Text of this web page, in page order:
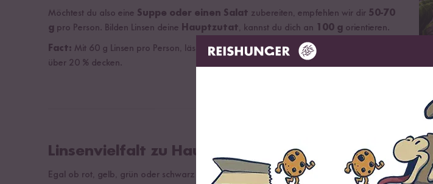
Möchtest du also eine Suppe oder einen Salat zubereiten, empfehlen wir dir 50-70
g pro Person. Bilden Linsen deine Hauptzutat, kannst du dich an 100 g orientieren.
Fact: Mit 60 g Linsen pro Person, lässt sich der Tagesbedarf an Ballaststoffen bereits zu
über 20 % decken.
Linsenvielfalt zu Hause genießen
Egal ob rot, gelb, grün oder schwarz – mit dieser Linsenvielfalt bringst du Farbe auf deinen Teller!